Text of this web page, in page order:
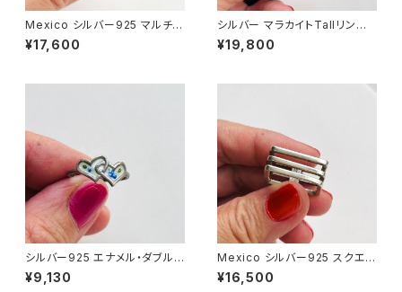
Mexico シルバー925 マルチス
トーンリング（21号）
¥17,600
シルバー マラカイトTallリング
（22号）
¥19,800
シルバー925 エナメル・ダブル
ハートミニリング（9.5号）
¥9,130
Mexico シルバー925 スクエア
リング17号
¥16,500